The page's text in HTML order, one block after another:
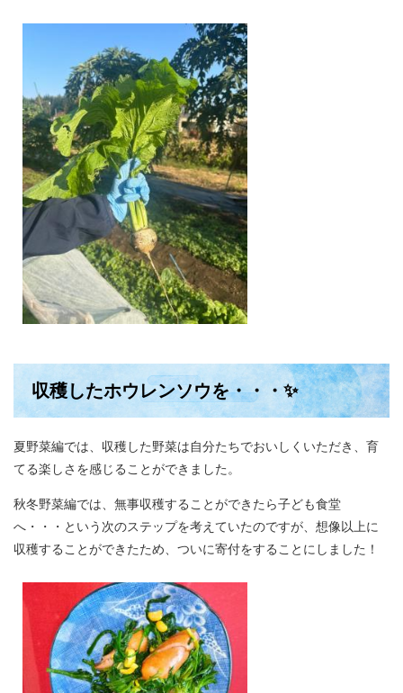
収穫したホウレンソウを・・・✨
夏野菜編では、収穫した野菜は自分たちでおいしくいただき、育
てる楽しさを感じることができました。
秋冬野菜編では、無事収穫することができたら子ども食堂
へ・・・という次のステップを考えていたのですが、想像以上に
収穫することができたため、ついに寄付をすることにしました！